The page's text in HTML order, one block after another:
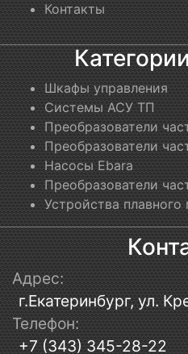
Контакты
Шкафы управления
Системы АСУ ТП
Преобразователи
Преобразователи
Насосы Ebara
Преобразователи
Устройства плавного
Адрес:
г.Екатеринбург, ул.
Телефон:
+7 (343) 345-28-22